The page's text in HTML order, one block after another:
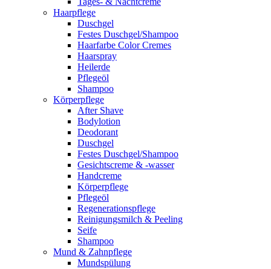
Haarpflege
Duschgel
Festes Duschgel/Shampoo
Haarfarbe Color Cremes
Haarspray
Heilerde
Pflegeöl
Shampoo
Körperpflege
After Shave
Bodylotion
Deodorant
Duschgel
Festes Duschgel/Shampoo
Gesichtscreme & -wasser
Handcreme
Körperpflege
Pflegeöl
Regenerationspflege
Reinigungsmilch & Peeling
Seife
Shampoo
Mund & Zahnpflege
Mundspülung